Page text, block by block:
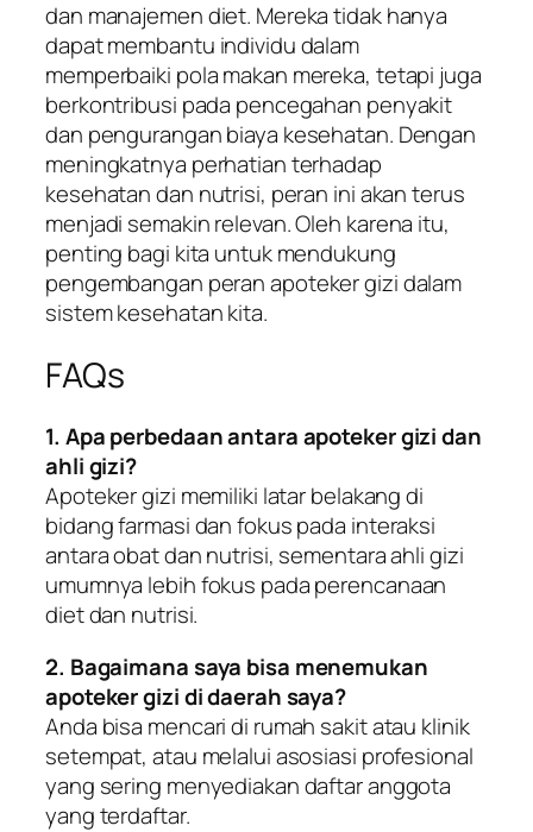
dan manajemen diet. Mereka tidak hanya
dapat membantu individu dalam
memperbaiki pola makan mereka, tetapi juga
berkontribusi pada pencegahan penyakit
dan pengurangan biaya kesehatan. Dengan
meningkatnya perhatian terhadap
kesehatan dan nutrisi, peran ini akan terus
menjadi semakin relevan. Oleh karena itu,
penting bagi kita untuk mendukung
pengembangan peran apoteker gizi dalam
sistem kesehatan kita.
FAQs
1. Apa perbedaan antara apoteker gizi dan
ahli gizi?
Apoteker gizi memiliki latar belakang di
bidang farmasi dan fokus pada interaksi
antara obat dan nutrisi, sementara ahli gizi
umumnya lebih fokus pada perencanaan
diet dan nutrisi.
2. Bagaimana saya bisa menemukan
apoteker gizi di daerah saya?
Anda bisa mencari di rumah sakit atau klinik
setempat, atau melalui asosiasi profesional
yang sering menyediakan daftar anggota
yang terdaftar.